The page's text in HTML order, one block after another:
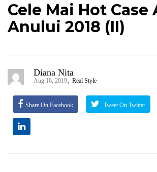
Cele Mai Hot Case
Anului 2018 (II)
Diana Nita
Aug 16, 2019, Real Style
Share On Facebook Tweet On Twitter